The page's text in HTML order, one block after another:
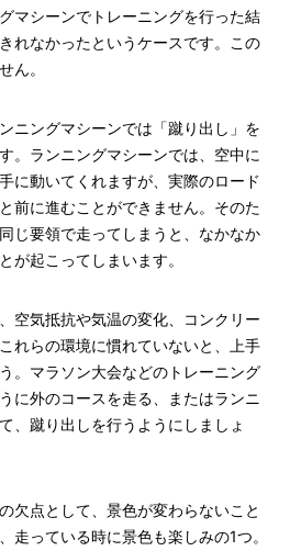
マシーンでトレーニングを行った結
れなかったというケースです。この
ん。
ニングマシーンでは「蹴り出し」を
。ランニングマシーンでは、空中に
に動いてくれますが、実際のロード
前に進むことができません。そのた
じ要領で走ってしまうと、なかなか
が起こってしまいます。
空気抵抗や気温の変化、コンクリー
れらの環境に慣れていないと、上手
。マラソン大会などのトレーニング
に外のコースを走る、またはランニ
、蹴り出しを行うようにしましょ
欠点として、景色が変わらないこと
走っている時に景色も楽しみの1つ。